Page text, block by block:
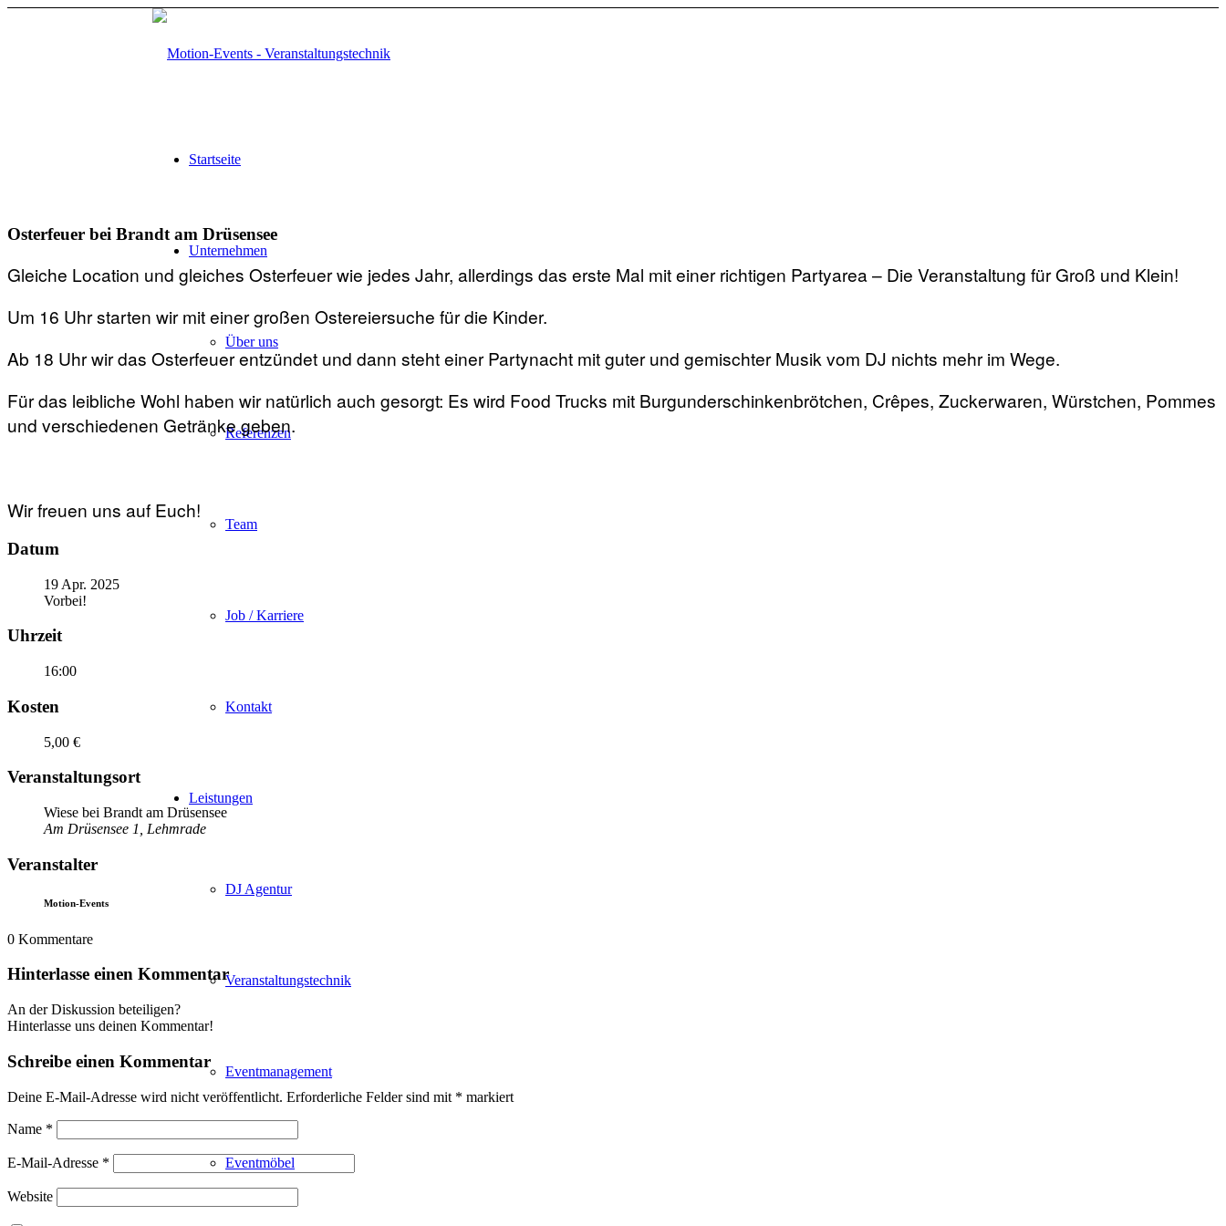
Startseite
Unternehmen
Über uns
Referenzen
Team
Job / Karriere
Kontakt
Leistungen
DJ Agentur
Veranstaltungstechnik
Eventmanagement
Eventmöbel
Osterfeuer bei Brandt am Drüsensee
Gleiche Location und gleiches Osterfeuer wie jedes Jahr, allerdings das erste Mal mit einer richtigen Partyarea – Die Veranstaltung für Groß und Klein!
Um 16 Uhr starten wir mit einer großen Ostereiersuche für die Kinder.
Ab 18 Uhr wir das Osterfeuer entzündet und dann steht einer Partynacht mit guter und gemischter Musik vom DJ nichts mehr im Wege.
Für das leibliche Wohl haben wir natürlich auch gesorgt: Es wird Food Trucks mit Burgunderschinkenbrötchen, Crêpes, Zuckerwaren, Würstchen, Pommes
und verschiedenen Getränke geben.
Wir freuen uns auf Euch!
Datum
19 Apr. 2025
Vorbei!
Uhrzeit
16:00
Kosten
5,00 €
Veranstaltungsort
Wiese bei Brandt am Drüsensee
Am Drüsensee 1, Lehmrade
Veranstalter
Motion-Events
0 Kommentare
Hinterlasse einen Kommentar
An der Diskussion beteiligen?
Hinterlasse uns deinen Kommentar!
Schreibe einen Kommentar
Deine E-Mail-Adresse wird nicht veröffentlicht. Erforderliche Felder sind mit * markiert
Name *
E-Mail-Adresse *
Website